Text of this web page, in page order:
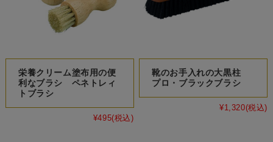
栄養クリーム塗布用の便
利なブラシ ペネトレィ
トブラシ
¥495(税込)
靴のお手入れの大黒柱
プロ・ブラックブラシ
¥1,320(税込)